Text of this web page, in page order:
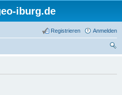
iburg.de
Anmelden
Registrieren